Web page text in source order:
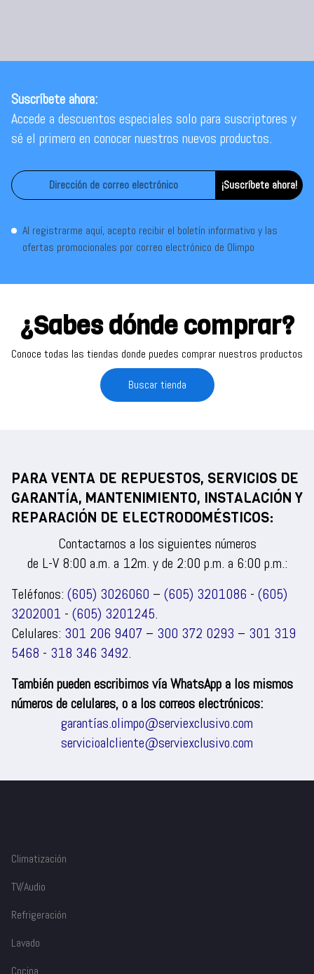
Suscríbete ahora:
Accede a descuentos especiales solo para suscriptores y
sé el primero en conocer nuestros nuevos productos.
¡Suscríbete ahora!
Al registrarme aquí, acepto recibir el boletín informativo y las
ofertas promocionales por correo electrónico de Olimpo
¿Sabes dónde comprar?
Conoce todas las tiendas donde puedes comprar nuestros productos
Buscar tienda
PARA VENTA DE REPUESTOS, SERVICIOS DE
GARANTÍA, MANTENIMIENTO, INSTALACIÓN Y
REPARACIÓN DE ELECTRODOMÉSTICOS:
Contactarnos a los siguientes números
de L-V 8:00 a.m. a 12m. y de 2:00 p.m. a 6:00 p.m.:
Teléfonos: (605) 3026060 – (605) 3201086 - (605)
3202001 - (605) 3201245.
Celulares: 301 206 9407 – 300 372 0293 – 301 319
5468 - 318 346 3492.
También pueden escribirnos vía WhatsApp a los mismos
números de celulares, o a los correos electrónicos:
garantías.olimpo@serviexclusivo.com
servicioalcliente@serviexclusivo.com
Climatización
TV/Audio
Refrigeración
Lavado